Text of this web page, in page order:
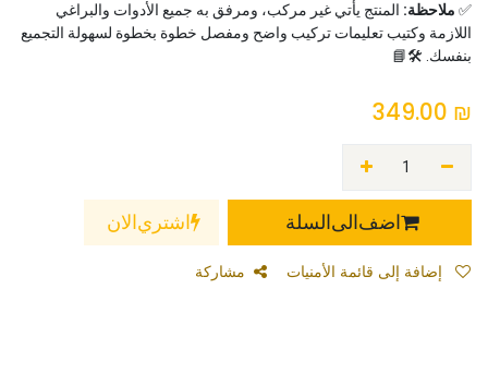
✅ ملاحظة: المنتج يأتي غير مركب، ومرفق به جميع الأدوات والبراغي
اللازمة وكتيب تعليمات تركيب واضح ومفصل خطوة بخطوة لسهولة التجميع
بنفسك. 🛠️📘
₪
349.00
اضف الى السلة اشتري الان
مشاركة